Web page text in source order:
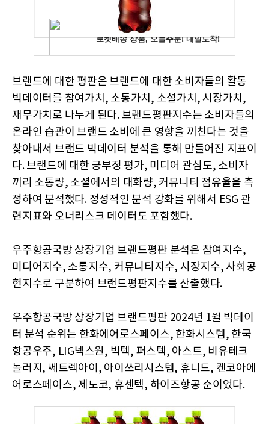
브랜드에 대한 평판은 브랜드에 대한 소비자들의 활동
빅데이터를 참여가치, 소통가치, 소셜가치, 시장가치,
재무가치로 나누게 된다. 브랜드평판지수는 소비자들의
온라인 습관이 브랜드 소비에 큰 영향을 끼친다는 것을
찾아내서 브랜드 빅데이터 분석을 통해 만들어진 지표이
다. 브랜드에 대한 긍부정 평가, 미디어 관심도, 소비자
끼리 소통량, 소셜에서의 대화량, 커뮤니티 점유율을 측
정하여 분석했다. 정성적인 분석 강화를 위해서 ESG 관
련지표와 오너리스크 데이터도 포함했다.
우주항공국방 상장기업 브랜드평판 분석은 참여지수,
미디어지수, 소통지수, 커뮤니티지수, 시장지수, 사회공
헌지수로 구분하여 브랜드평판지수를 산출했다.
우주항공국방 상장기업 브랜드평판 2024년 1월 빅데이
터 분석 순위는 한화에어로스페이스, 한화시스템, 한국
항공우주, LIG넥스원, 빅텍, 퍼스텍, 아스트, 비유테크
놀러지, 쎄트렉아이, 아이쓰리시스템, 휴니드, 켄코아에
어로스페이스, 제노코, 휴센텍, 하이즈항공 순이었다.